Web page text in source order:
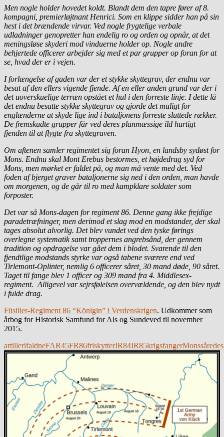
Men nogle holder hovedet koldt. Blandt dem den tapre fører af 8.
kompagni, premierløjtnant Henrici. Som en klippe sidder han på sin
hest i det brændende virvar. Ved nogle frygtelige verbale
udladninger genopretter han endelig ro og orden og opnår, at det
meningsløse skyderi mod vinduerne holder op. Nogle andre
behjertede officerer arbejder sig med et par grupper op foran for at
se, hvad der er i vejen.
I forlængelse af gaden var der et stykke skyttegrav, der endnu var
besat af den ellers vigende fjende. Af en eller anden grund var der i
det uoverskuelige terræn opstået et hul i den forreste linje. I dette lå
det endnu besatte stykke skyttegrav og gjorde det muligt for
englænderne at skyde lige ind i bataljonens forreste sluttede rækker.
De fremskudte grupper får ved deres planmæssige ild hurtigt
fjenden til at flygte fra skyttegraven.
Om aftenen samler regimentet sig foran Hyon, en landsby sydøst for
Mons. Endnu skal Mont Erebus bestormes, et højdedrag syd for
Mons, men mørket er faldet på, og man må vente med det. Ved
foden af bjerget graver bataljonerne sig ned i den orden, man havde
om morgenen, og de går til ro med kampklare soldater som
forposter.
Det var så Mons-dagen for regiment 86. Denne gang ikke frejdige
paradetræfninger, men derimod et slag mod en modstander, der skal
tages absolut alvorlig. Det blev vundet ved den tyske førings
overlegne systematik samt troppernes angrebsånd, der gennem
tradition og opdragelse var gået dem i blodet. Svarende til den
fjendtlige modstands styrke var også tabene sværere end ved
Tirlemont-Oplinter, nemlig 6 officerer såret, 30 mand døde, 90 såret.
Taget til fange blev 1 officer og 309 mand fra 4. Middlesex-
regiment. Alligevel var sejrsfølelsen overvældende, og den blev nydt
i fulde drag.
Füsilier-Regiment 86 “Königin” i Verdenskrigen. Udkommer som
årbog for Historisk Samfund for Als og Sundeved til november
2015.
artillerifaldneFAR45FR86friskytterIR84IR85krigsfangerMonssårede